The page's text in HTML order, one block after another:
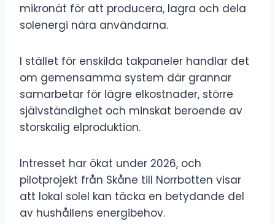
mikronät för att producera, lagra och dela
solenergi nära användarna.
I stället för enskilda takpaneler handlar det
om gemensamma system där grannar
samarbetar för lägre elkostnader, större
självständighet och minskat beroende av
storskalig elproduktion.
Intresset har ökat under 2026, och
pilotprojekt från Skåne till Norrbotten visar
att lokal solel kan täcka en betydande del
av hushållens energibehov.